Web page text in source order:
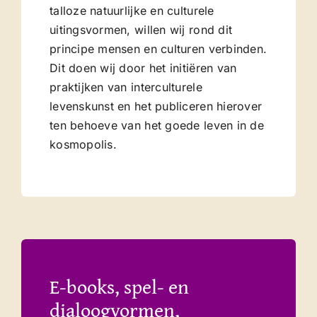
talloze natuurlijke en culturele
uitingsvormen, willen wij rond dit
principe mensen en culturen verbinden.
Dit doen wij door het initiëren van
praktijken van interculturele
levenskunst en het publiceren hierover
ten behoeve van het goede leven in de
kosmopolis.
E-books, spel- en
dialoogvormen,